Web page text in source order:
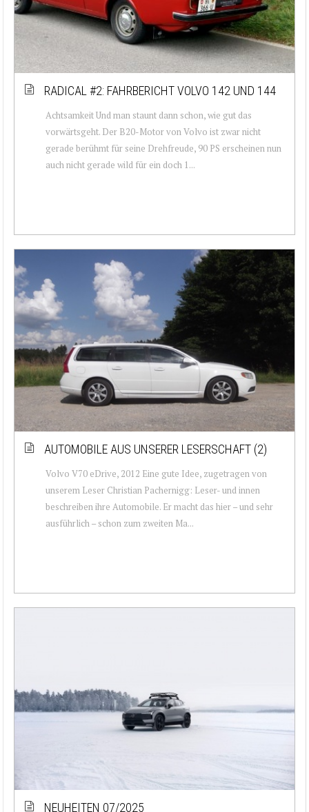
RADICAL #2: FAHRBERICHT VOLVO 142 UND 144
Achtsamkeit Und man staunt dann schon, wie gut das
vorwärtsgeht. Der B20-Motor von Volvo ist zwar nicht
gerade berühmt für seine Drehfreude, 90 PS erscheinen nun
auch nicht gerade wild für ein doch 1...
AUTOMOBILE AUS UNSERER LESERSCHAFT (2)
Volvo V70 eDrive, 2012 Eine gute Idee, zugetragen von
unserem Leser Christian Pachernigg: Leser- und innen
beschreiben ihre Automobile. Er macht das hier – und sehr
ausführlich – schon zum zweiten Ma...
NEUHEITEN 07/2025